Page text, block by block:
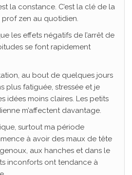
la constance. C’est la clé de la
zen au quotidien.
les effets négatifs de l’arrêt de
se font rapidement
au bout de quelques jours
plus fatiguée, stressée et je
idées moins claires. Les petits
m’affectent davantage.
surtout ma période
à avoir des maux de tête
aux hanches et dans le
inconforts ont tendance à